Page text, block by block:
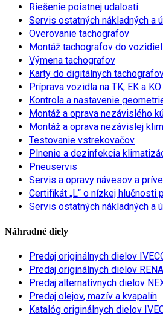
Riešenie poistnej udalosti
Servis ostatných nákladných a
Overovanie tachografov
Montáž tachografov do
Výmena tachografov
Karty do digitálnych
Príprava vozidla na TK, EK a KO
Kontrola a nastavenie
Montáž a oprava nezávislého
Montáž a oprava nezávislej
Testovanie vstrekovačov
Plnenie a dezinfekcia
Pneuservis
Servis a opravy návesov a
Certifikát „L“ o nízkej hlučnosti
Servis ostatných nákladných a
Náhradné diely
Predaj originálnych dielov
Predaj originálnych dielov
Predaj alternatívnych dielov
Predaj olejov, mazív a kvapalín
Katalóg originálnych dielov